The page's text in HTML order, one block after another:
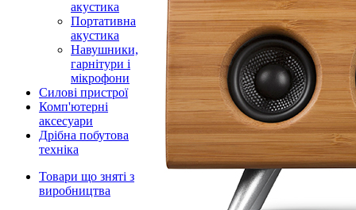
акустика
Портативна
акустика
Навушники,
гарнітури і
мікрофони
Силові пристрої
Комп'ютерні
аксесуари
Дрібна побутова
техніка
Товари що зняті з
виробництва